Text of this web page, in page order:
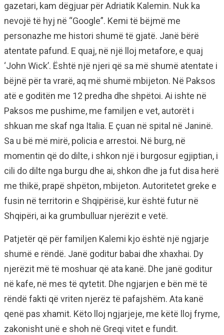
gazetari, kam dëgjuar për Adriatik Kalemin. Nuk ka
nevojë të hyj në “Google”. Kemi të bëjmë me
personazhe me histori shumë të gjatë. Janë bërë
atentate pafund. E quaj, në një lloj metafore, e quaj
‘John Wick’. Është një njeri që sa më shumë atentate i
bëjnë për ta vrarë, aq më shumë mbijeton. Në Paksos
atë e goditën me 12 predha dhe shpëtoi. Ai ishte në
Paksos me pushime, me familjen e vet, autorët i
shkuan me skaf nga Italia. E çuan në spital në Janinë.
Sa u bë më mirë, policia e arrestoi. Në burg, në
momentin që do dilte, i shkon një i burgosur egjiptian, i
cili do dilte nga burgu dhe ai, shkon dhe ja fut disa herë
me thikë, prapë shpëton, mbijeton. Autoritetet greke e
fusin në territorin e Shqipërisë, kur është futur në
Shqipëri, ai ka grumbulluar njerëzit e vetë.
Patjetër që për familjen Kalemi kjo është një ngjarje
shumë e rëndë. Janë goditur babai dhe xhaxhai. Dy
njerëzit më të moshuar që ata kanë. Dhe janë goditur
në kafe, në mes të qytetit. Dhe ngjarjen e bën më të
rëndë fakti që vriten njerëz të pafajshëm. Ata kanë
qenë pas xhamit. Këto lloj ngjarjeje, me këtë lloj fryme,
zakonisht unë e shoh në Greqi vitet e fundit.